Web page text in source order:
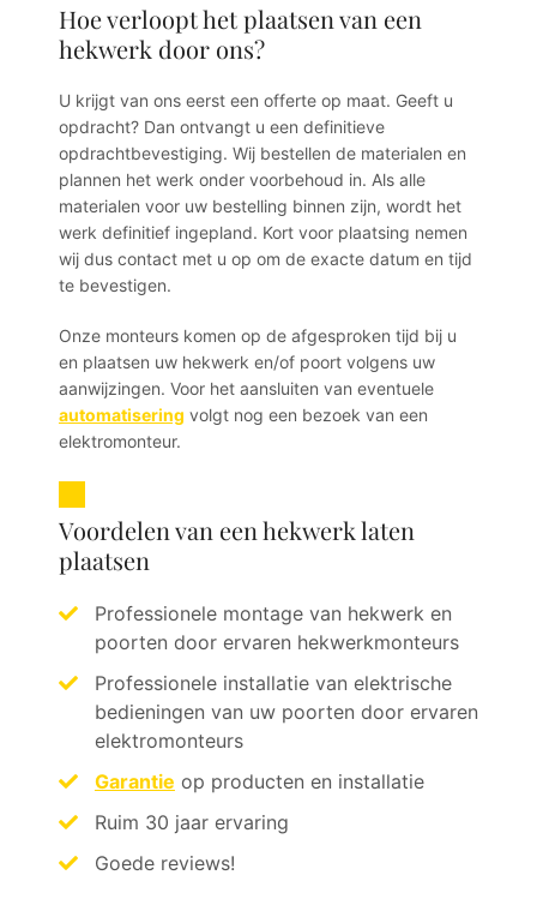
Hoe verloopt het plaatsen van een
hekwerk door ons?
U krijgt van ons eerst een offerte op maat. Geeft u
opdracht? Dan ontvangt u een definitieve
opdrachtbevestiging. Wij bestellen de materialen en
plannen het werk onder voorbehoud in. Als alle
materialen voor uw bestelling binnen zijn, wordt het
werk definitief ingepland. Kort voor plaatsing nemen
wij dus contact met u op om de exacte datum en tijd
te bevestigen.
Onze monteurs komen op de afgesproken tijd bij u
en plaatsen uw hekwerk en/of poort volgens uw
aanwijzingen. Voor het aansluiten van eventuele
automatisering volgt nog een bezoek van een
elektromonteur.
Voordelen van een hekwerk laten
plaatsen
Professionele montage van hekwerk en
poorten door ervaren hekwerkmonteurs
Professionele installatie van elektrische
bedieningen van uw poorten door ervaren
elektromonteurs
Garantie op producten en installatie
Ruim 30 jaar ervaring
Goede reviews!